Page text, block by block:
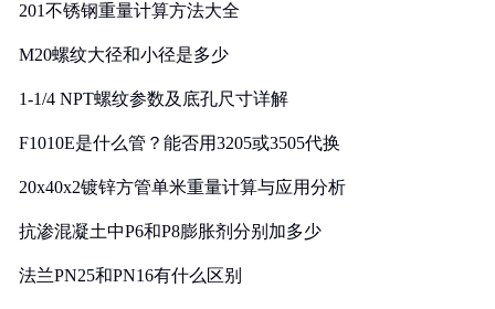
201不锈钢重量计算方法大全
M20螺纹大径和小径是多少
1-1/4 NPT螺纹参数及底孔尺寸详解
F1010E是什么管？能否用3205或3505代换
20x40x2镀锌方管单米重量计算与应用分析
抗渗混凝土中P6和P8膨胀剂分别加多少
法兰PN25和PN16有什么区别